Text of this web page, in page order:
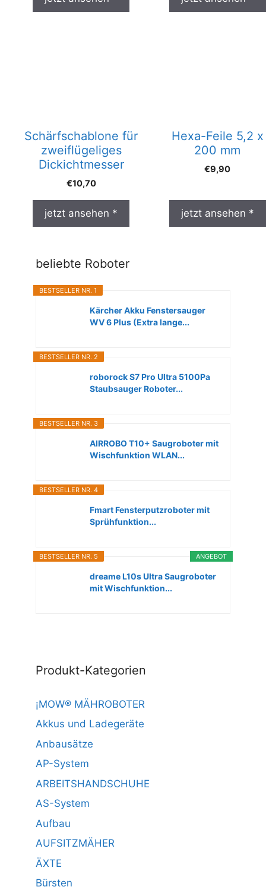
Schärfschablone für
zweiflügeliges
Dickichtmesser
€10,70
jetzt ansehen *
Hexa-Feile 5,2 x
200 mm
€9,90
jetzt ansehen *
beliebte Roboter
BESTSELLER NR. 1
Kärcher Akku Fenstersauger
WV 6 Plus (Extra lange...
BESTSELLER NR. 2
roborock S7 Pro Ultra 5100Pa
Staubsauger Roboter...
BESTSELLER NR. 3
AIRROBO T10+ Saugroboter mit
Wischfunktion WLAN...
BESTSELLER NR. 4
Fmart Fensterputzroboter mit
Sprühfunktion...
ANGEBOT
BESTSELLER NR. 5
dreame L10s Ultra Saugroboter
mit Wischfunktion...
Produkt-Kategorien
¡MOW® MÄHROBOTER
Akkus und Ladegeräte
Anbausätze
AP-System
ARBEITSHANDSCHUHE
AS-System
Aufbau
AUFSITZMÄHER
ÄXTE
Bürsten